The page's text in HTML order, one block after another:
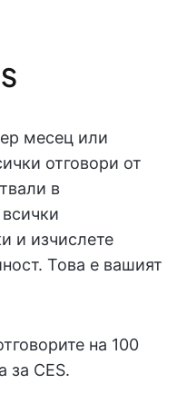
месец или
отговори от
в
и изчислете
Това е вашият
на 100
за CES.